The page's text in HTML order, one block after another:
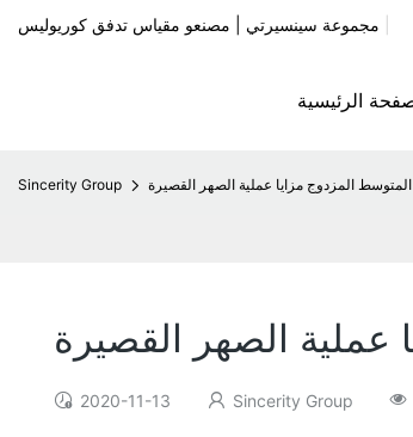
الرئيسية
Sincerity Group ​​المزدوج مزايا عملية الصهر القصيرة
عملية الصهر القصيرة
2020-11-13 Sincerity Group